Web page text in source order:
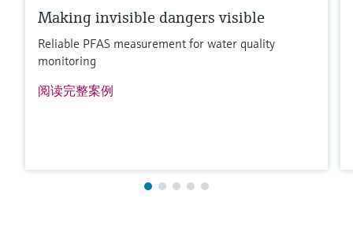
Making invisible dangers visible
Reliable PFAS measurement for water quality
monitoring
阅读完整案例